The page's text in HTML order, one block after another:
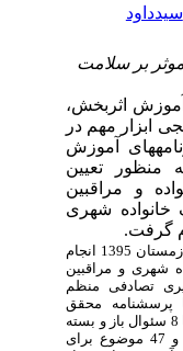
بر سلامت
اثربخش،
ابزار مهم در
آموزش
منظور تعیین
و مراقبین
شهری
گرفت.
این مطالعه مقطعی در زمستان 1395 انجام
و مراقبین
تصادفی منظم
پرسشنامه محقق
ساخته شامل 2 بخش متغیرهای فردی با 8 سئوال باز و بسته
و 50 موضوع آموزشی برای پزشکان و 47 موضوع برای